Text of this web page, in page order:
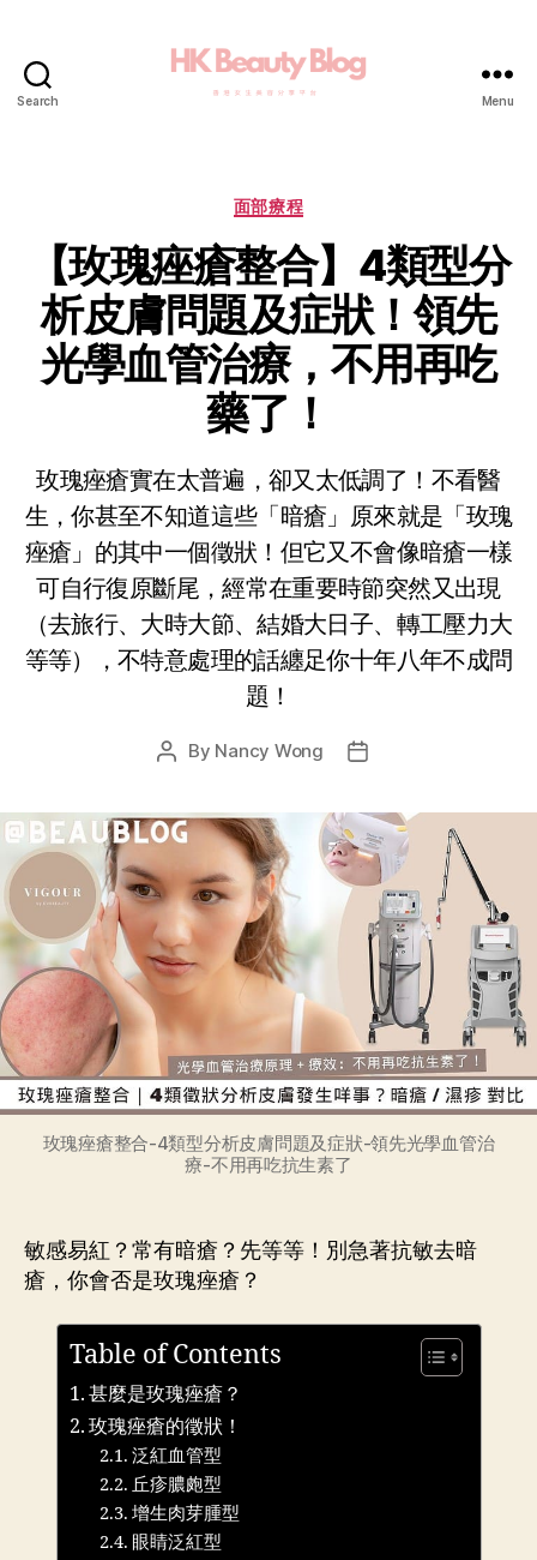
Search Menu
面部療程
【玫瑰痤瘡整合】4類型分
析皮膚問題及症狀！領先
光學血管治療，不用再吃
藥了！
玫瑰痤瘡實在太普遍，卻又太低調了！不看醫
生，你甚至不知道這些「暗瘡」原來就是「玫瑰
痤瘡」的其中一個徵狀！但它又不會像暗瘡一樣
可自行復原斷尾，經常在重要時節突然又出現
（去旅行、大時大節、結婚大日子、轉工壓力大
等等），不特意處理的話纏足你十年八年不成問
題！
By Nancy Wong
玫瑰痤瘡整合-4類型分析皮膚問題及症狀-領先光學血管治
療-不用再吃抗生素了
敏感易紅？常有暗瘡？先等等！別急著抗敏去暗
瘡，你會否是玫瑰痤瘡？
Table of Contents
甚麼是玫瑰痤瘡？
玫瑰痤瘡的徵狀！
泛紅血管型
丘疹膿皰型
增生肉芽腫型
眼睛泛紅型